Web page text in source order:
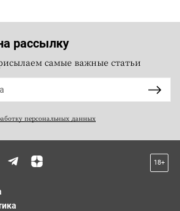
рассылку
самые важные статьи
персональных данных
18+